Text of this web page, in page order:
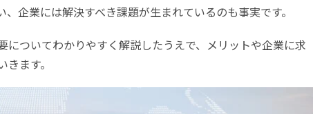
企業には解決すべき課題が生まれているのも事実です。
についてわかりやすく解説したうえで、メリットや企業に求
ます。